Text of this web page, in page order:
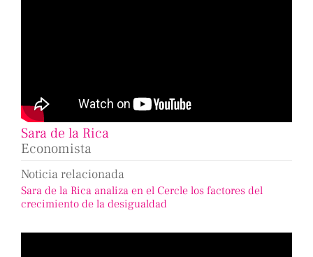
Sara de la Rica
Economista
Noticia relacionada
Sara de la Rica analiza en el Cercle los factores del
crecimiento de la desigualdad